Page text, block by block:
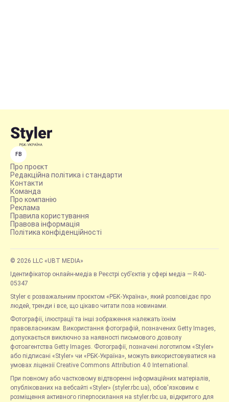
FB
Про проєкт
Редакційна політика і стандарти
Контакти
Команда
Про компанію
Реклама
Правила користування
Правова інформація
Політика конфіденційності
© 2026 LLC «UBT MEDIA»
Ідентифікатор онлайн-медіа в Реєстрі суб’єктів у сфері медіа — R40-
05347
Styler є розважальним проєктом «РБК-Україна», який розповідає про
людей, тренди і все, що цікаво читати поза новинами.
Фотографії, ілюстрації та інші зображення належать їхнім
правовласникам. Використання фотографій, позначених Getty Images,
допускається виключно за наявності письмового дозволу
фотоагентства Getty Images. Фотографії, позначені логотипом «Styler»
або підписані «Styler» чи «РБК-Україна», можуть використовуватися на
умовах ліцензії Creative Commons Attribution 4.0 International.
При повному або частковому відтворенні інформаційних матеріалів,
опублікованих на вебсайті «Styler» (styler.rbc.ua), обов'язковим є
розміщення активного гіперпосилання на styler.rbc.ua, відкритого для